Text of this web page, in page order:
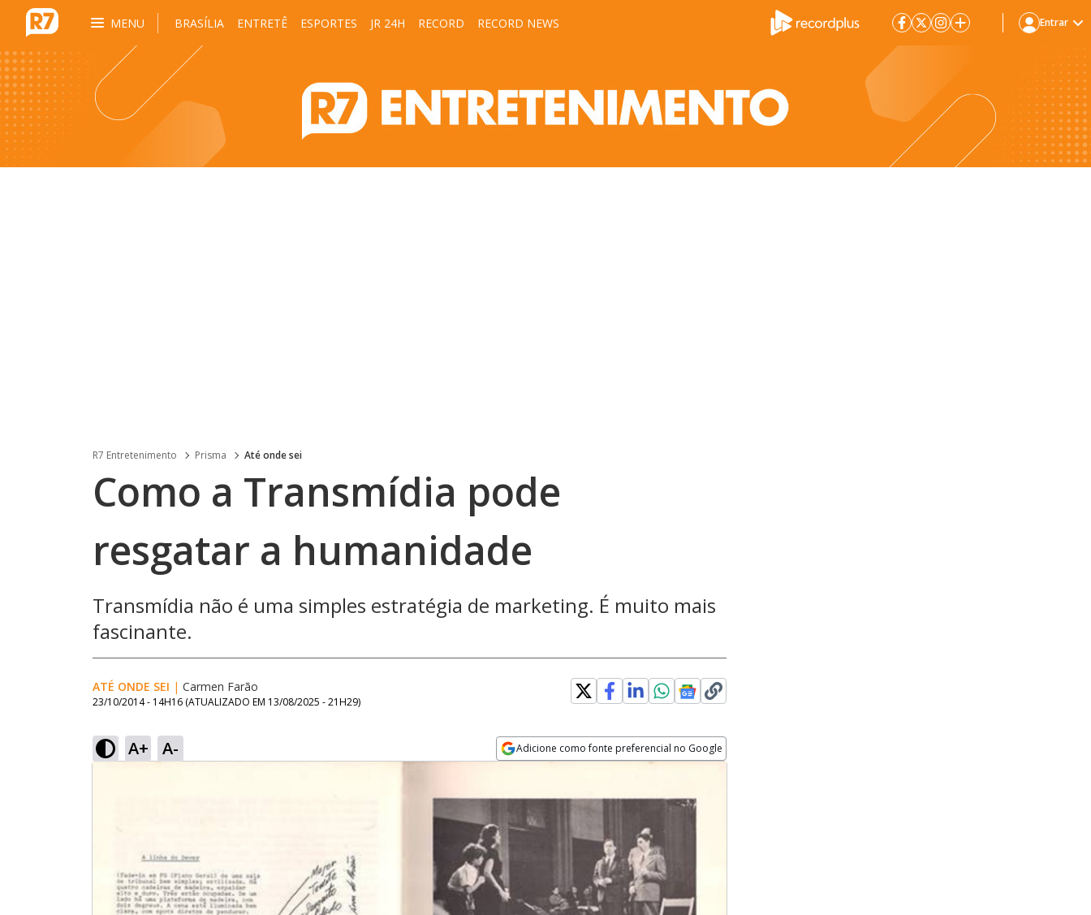
MENU BRASÍLIA ENTRETÊ ESPORTES JR 24H RECORD RECORD NEWS Entrar
R7 Entretenimento Prisma Até onde sei
Como a Transmídia pode
resgatar a humanidade
Transmídia não é uma simples estratégia de marketing. É muito mais
fascinante.
ATÉ ONDE SEI | Carmen Farão
23/10/2014 - 14H16 (ATUALIZADO EM 13/08/2025 - 21H29)
A+ A- Adicione como fonte preferencial no Google